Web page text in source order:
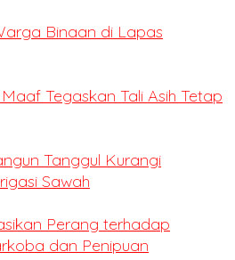
Binaan di Lapas
Tegaskan Tali Asih Tetap
Tanggul Kurangi
Sawah
Perang terhadap
dan Penipuan